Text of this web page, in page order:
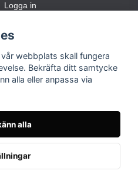
Logga in
webbplats skall fungera
Bekräfta ditt samtycke
alla eller anpassa via
alla